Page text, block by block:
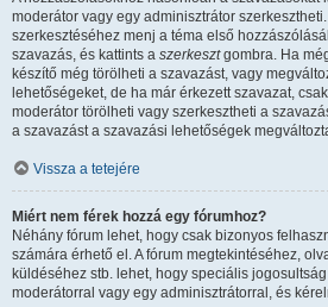
moderátor vagy egy adminisztrátor
szerkesztéséhez menj a téma első
szavazás, és kattints a szerkesztgombra. Ha
készítő még törölheti a szavazást, vagy
lehetőségeket, de ha már érkezett szavazat,
moderátor törölheti vagy szerkesztheti a
a szavazást a szavazási lehetőségek
Vissza a tetejére
Miért nem férek hozzá egy fórumhoz?
Néhány fórum lehet, hogy csak bizonyos
számára érhető el. A fórum megtekintéséhez,
küldéséhez stb. lehet, hogy speciális
moderátorral vagy egy adminisztrátorral, és